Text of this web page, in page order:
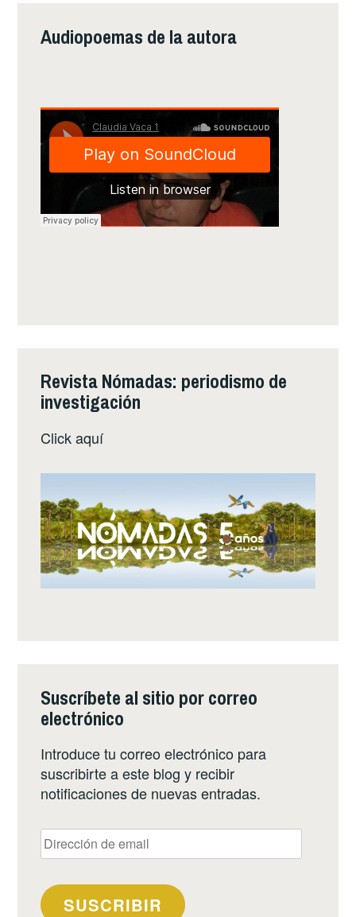
Audiopoemas de la autora
Revista Nómadas: periodismo de
investigación
Clickaquí
Suscríbete al sitio por correo
electrónico
Introduce tu correo electrónico para
suscribirte a este blog y recibir
notificaciones de nuevas entradas.
Dirección
de
SUSCRIBIR